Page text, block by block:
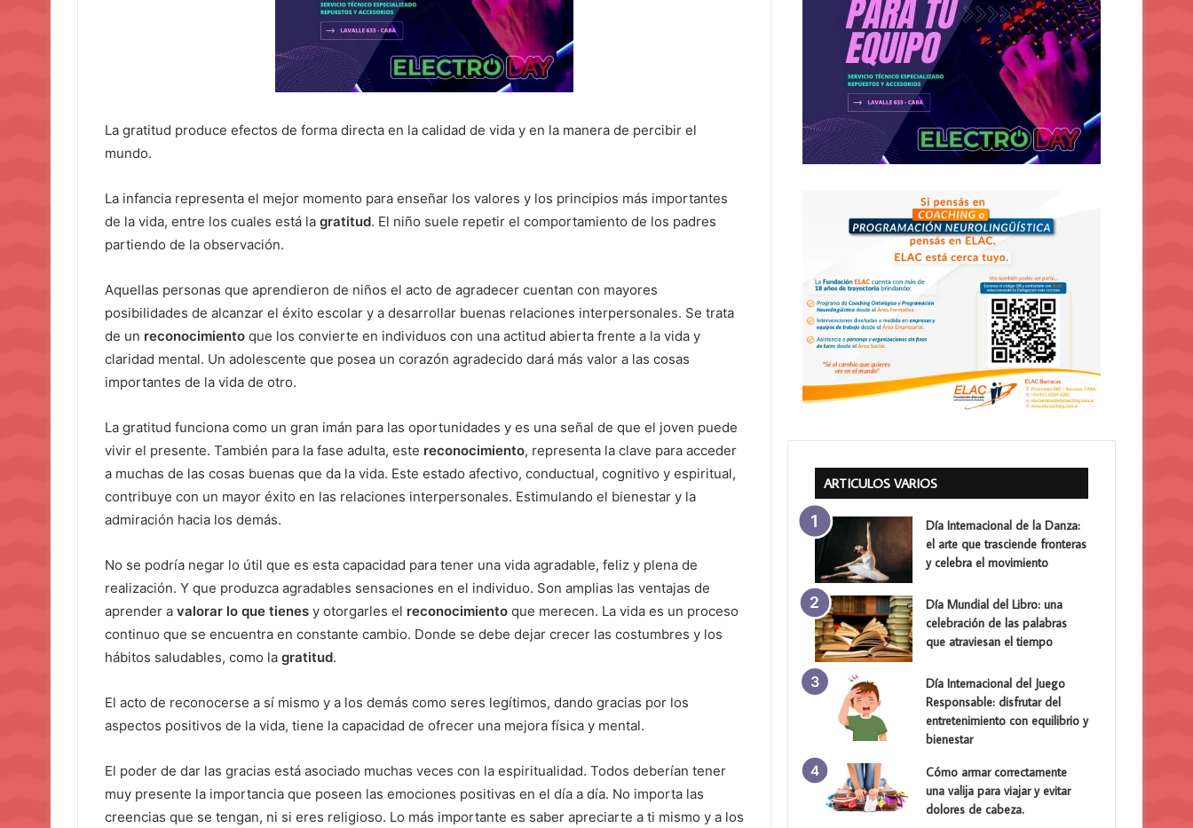
La gratitud produce efectos de forma directa en la calidad de vida y en la manera de percibir el
mundo.
La infancia representa el mejor momento para enseñar los valores y los principios más importantes
de la vida, entre los cuales está la gratitud. El niño suele repetir el comportamiento de los padres
partiendo de la observación.
Aquellas personas que aprendieron de niños el acto de agradecer cuentan con mayores
posibilidades de alcanzar el éxito escolar y a desarrollar buenas relaciones interpersonales. Se trata
de un reconocimiento que los convierte en individuos con una actitud abierta frente a la vida y
claridad mental. Un adolescente que posea un corazón agradecido dará más valor a las cosas
importantes de la vida de otro.
La gratitud funciona como un gran imán para las oportunidades y es una señal de que el joven puede
vivir el presente. También para la fase adulta, este reconocimiento, representa la clave para acceder
a muchas de las cosas buenas que da la vida. Este estado afectivo, conductual, cognitivo y espiritual,
contribuye con un mayor éxito en las relaciones interpersonales. Estimulando el bienestar y la
admiración hacia los demás.
No se podría negar lo útil que es esta capacidad para tener una vida agradable, feliz y plena de
realización. Y que produzca agradables sensaciones en el individuo. Son amplias las ventajas de
aprender a valorar lo que tienes y otorgarles el reconocimiento que merecen. La vida es un proceso
continuo que se encuentra en constante cambio. Donde se debe dejar crecer las costumbres y los
hábitos saludables, como la gratitud.
El acto de reconocerse a sí mismo y a los demás como seres legítimos, dando gracias por los
aspectos positivos de la vida, tiene la capacidad de ofrecer una mejora física y mental.
El poder de dar las gracias está asociado muchas veces con la espiritualidad. Todos deberían tener
muy presente la importancia que poseen las emociones positivas en el día a día. No importa las
creencias que se tengan, ni si eres religioso. Lo más importante es saber apreciarte a ti mismo y a los
ARTICULOS VARIOS
Día Internacional de la Danza:
el arte que trasciende fronteras
y celebra el movimiento
Día Mundial del Libro: una
celebración de las palabras
que atraviesan el tiempo
Día Internacional del Juego
Responsable: disfrutar del
entretenimiento con equilibrio y
bienestar
Cómo armar correctamente
una valija para viajar y evitar
dolores de cabeza.